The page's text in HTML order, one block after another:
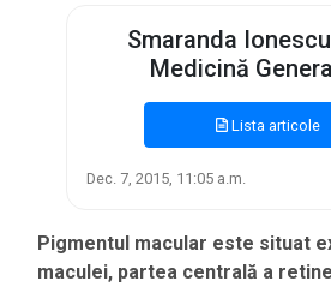
Smaranda
Medicină
Lista articole
Dec. 7, 2015, 11:05 a.m.
Pigmentul macular este situat
maculei, partea centrală a